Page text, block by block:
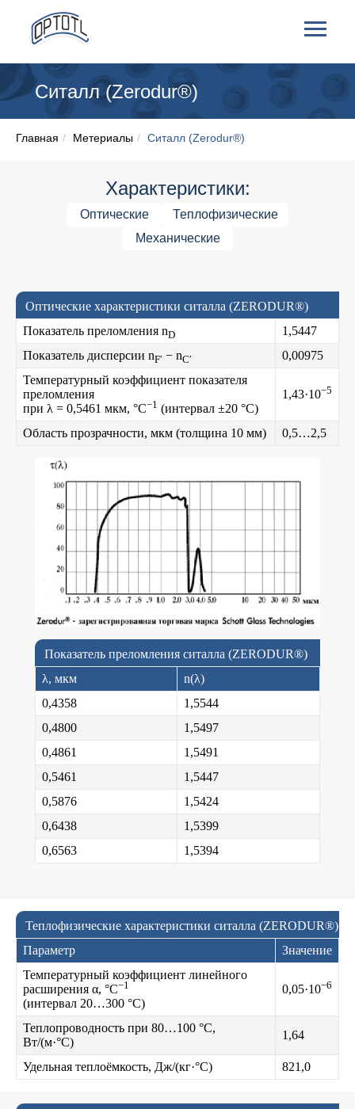
Cиталл (Zerodur®)
Главная / Метериалы / Cиталл (Zerodur®)
Характеристики:
Оптические
Теплофизические
Механические
Оптические характеристики ситалла (ZERODUR®)
Показатель преломления nD
1,5447
Показатель дисперсии nF′ − nC′
0,00975
Температурный коэффициент показателя
преломления
при λ = 0,5461 мкм, °C−1 (интервал ±20 °C)
1,43·10−5
Область прозрачности, мкм (толщина 10 мм) 0,5…2,5
Показатель преломления ситалла (ZERODUR®)
λ, мкм
n(λ)
0,4358
1,5544
0,4800
1,5497
0,4861
1,5491
0,5461
1,5447
0,5876
1,5424
0,6438
1,5399
0,6563
1,5394
Теплофизические характеристики ситалла (ZERODUR®)
Параметр
Значение
Температурный коэффициент линейного
расширения α, °C−1
(интервал 20…300 °C)
0,05·10−6
Теплопроводность при 80…100 °C,
Вт/(м·°C)
1,64
Удельная теплоёмкость, Дж/(кг·°C) 821,0